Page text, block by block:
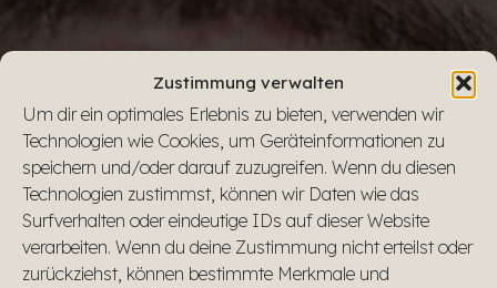
Zustimmung verwalten
Um dir ein optimales Erlebnis zu bieten, verwenden wir
Technologien wie Cookies, um Geräteinformationen zu
speichern und/oder darauf zuzugreifen. Wenn du diesen
Technologien zustimmst, können wir Daten wie das
Surfverhalten oder eindeutige IDs auf dieser Website
verarbeiten. Wenn du deine Zustimmung nicht erteilst oder
zurückziehst, können bestimmte Merkmale und